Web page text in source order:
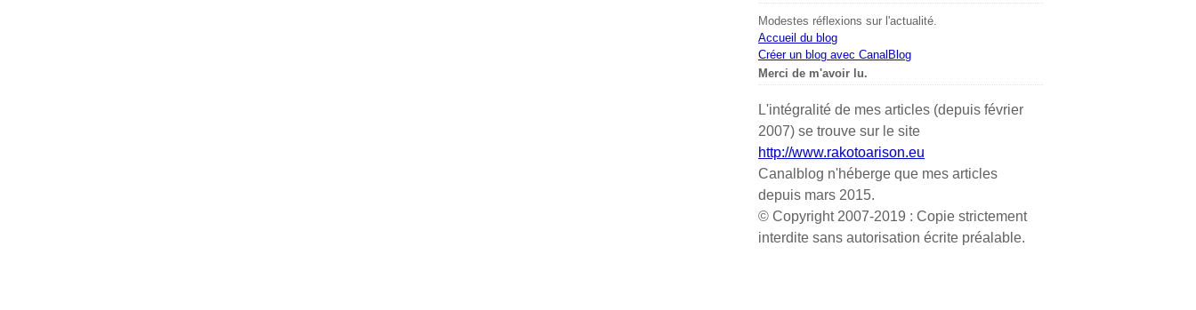
Modestes réflexions sur l'actualité.
Accueil du blog
Créer un blog avec CanalBlog
Merci de m'avoir lu.
L'intégralité de mes articles (depuis février
2007) se trouve sur le site
http://www.rakotoarison.eu
Canalblog n'héberge que mes articles
depuis mars 2015.
© Copyright 2007-2019 : Copie strictement
interdite sans autorisation écrite préalable.